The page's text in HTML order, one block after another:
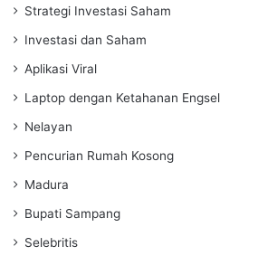
Strategi Investasi Saham
Investasi dan Saham
Aplikasi Viral
Laptop dengan Ketahanan Engsel
Nelayan
Pencurian Rumah Kosong
Madura
Bupati Sampang
Selebritis